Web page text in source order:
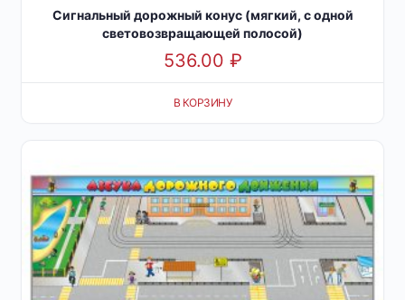
Сигнальный дорожный конус (мягкий, с одной
световозвращающей полосой)
536.00 ₽
В КОРЗИНУ